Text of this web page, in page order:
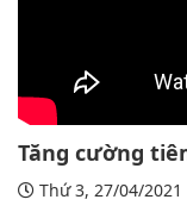
Tăng cường
Thứ 3, 27/04/